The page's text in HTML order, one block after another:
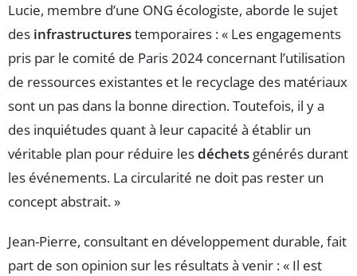
Lucie, membre d’une ONG écologiste, aborde le sujet
des infrastructurestemporaires : « Les engagements
pris par le comité de Paris 2024 concernant l’utilisation
de ressources existantes et le recyclage des matériaux
sont un pas dans la bonne direction. Toutefois, il y a
des inquiétudes quant à leur capacité à établir un
véritable plan pour réduire lesdéchets générés durant
les événements. La circularité ne doit pas rester un
concept abstrait. »
Jean-Pierre, consultant en développement durable, fait
part de son opinion sur les résultats à venir : « Il est